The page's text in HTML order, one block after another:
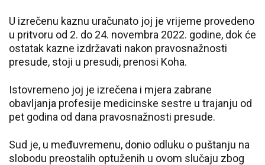
U izrečenu kaznu uračunato joj je vrijeme provedeno
u pritvoru od 2. do 24. novembra 2022. godine, dok će
ostatak kazne izdržavati nakon pravosnažnosti
presude, stoji u presudi, prenosi Koha.
Istovremeno joj je izrečena i mjera zabrane
obavljanja profesije medicinske sestre u trajanju od
pet godina od dana pravosnažnosti presude.
Sud je, u međuvremenu, donio odluku o puštanju na
slobodu preostalih optuženih u ovom slučaju zbog